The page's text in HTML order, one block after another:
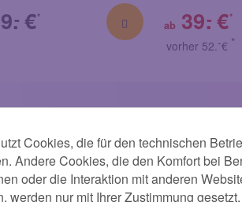
- €
*
ab 39.
- €*
vorher 52. -€ *
Willens Sicherheit
Diener des Bösen
Cookies, die für den technischen
Andere Cookies, die den Komfort bei
oder die Interaktion mit anderen
werden nur mit Ihrer Zustimmung gesetzt.